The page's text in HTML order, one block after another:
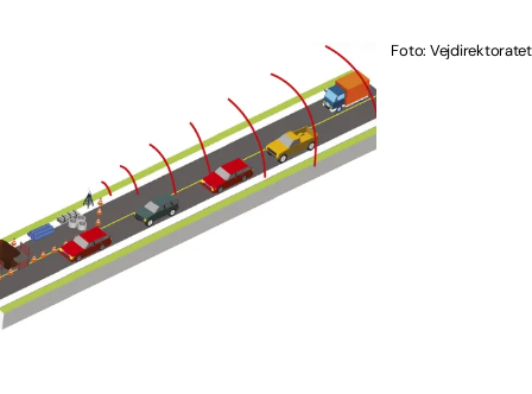
Foto: Vejdirektoratet